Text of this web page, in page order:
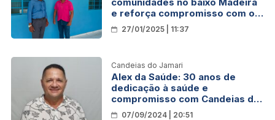
e reforça compromisso com os
moradores
27/01/2025 | 11:37
Candeias do Jamari
Alex da Saúde: 30 anos de
dedicação à saúde e
compromisso com Candeias do
Jamari
07/09/2024 | 20:51